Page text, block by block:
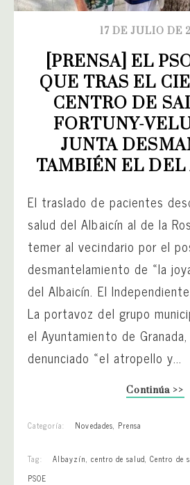
17 DE JULIO DE
[PRENSA] EL
QUE TRAS EL
CENTRO DE
FORTUNY-
JUNTA
TAMBIÉN EL
El traslado de pacientes
salud del Albaicín al de la
temer al vecindario por el
desmantelamiento de «la
del Albaicín. El
La portavoz del grupo
el Ayuntamiento de Granada,
denunciado «el atropello y...
Continúa >>
Categoría: Novedades, Prensa
Tag: Albayzín, centro de salud,Centro de
PSOE